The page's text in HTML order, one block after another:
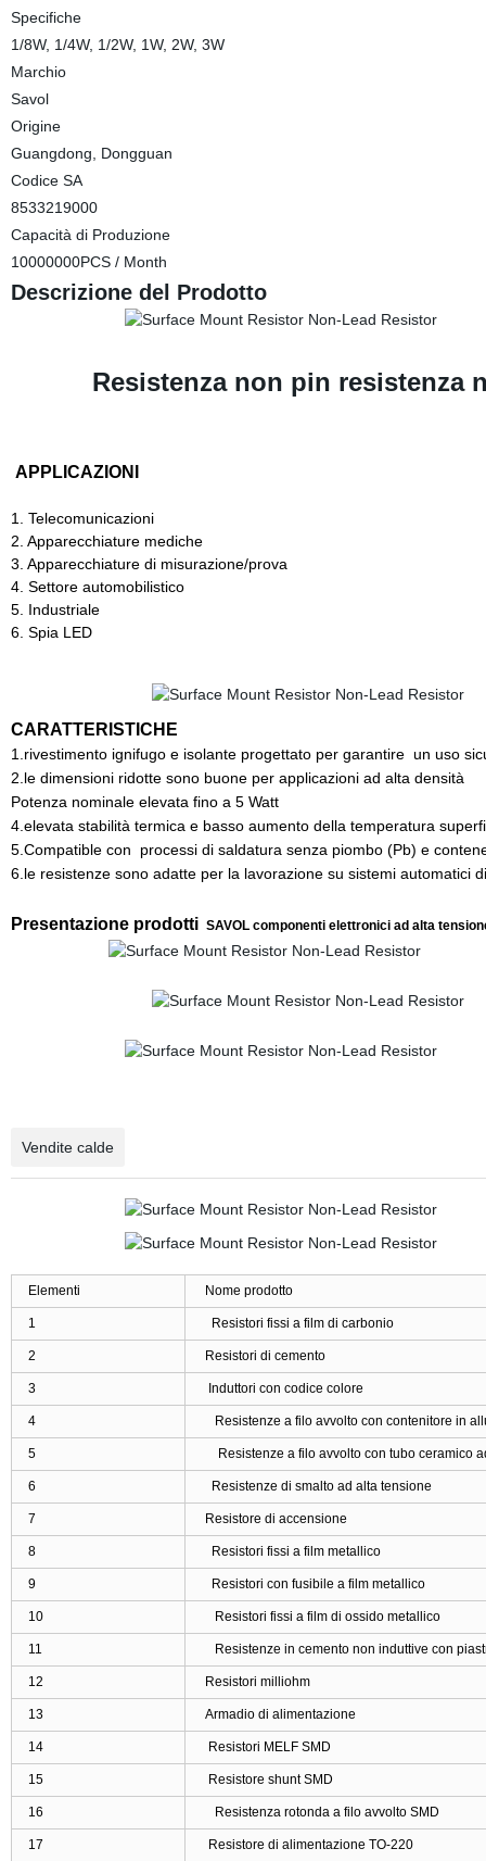
Specifiche
1/8W, 1/4W, 1/2W, 1W, 2W, 3W
Marchio
Savol
Origine
Guangdong, Dongguan
Codice SA
8533219000
Capacità di Produzione
10000000PCS / Month
Descrizione del Prodotto
Resistenza non pin
APPLICAZIONI
1. Telecomunicazioni
2. Apparecchiature mediche
3. Apparecchiature di misurazione/prova
4. Settore automobilistico
5. Industriale
6. Spia LED
CARATTERISTICHE
1.rivestimento ignifugo e isolante progettato per garantire un uso
2.le dimensioni ridotte sono buone per applicazioni ad alta densità
Potenza nominale elevata fino a 5 Watt
4.elevata stabilità termica e basso aumento della temperatura
5.Compatible con processi di saldatura senza piombo (Pb) e
6.le resistenze sono adatte per la lavorazione su sistemi automatici
Presentazione prodotti SAVOL componenti elettronici ad alta
Vendite calde
Elementi Nome prodotto
1 Resistori fissi a film di carbonio
2 Resistori di cemento
3 Induttori con codice colore
4 Resistenze a filo avvolto con contenitore in
5 Resistenze a filo avvolto con tubo ceramico
6 Resistenze di smalto ad alta tensione
7 Resistore di accensione
8 Resistori fissi a film metallico
9 Resistori con fusibile a film metallico
10 Resistori fissi a film di ossido metallico
11 Resistenze in cemento non induttive con
12 Resistori milliohm
13 Armadio di alimentazione
14 Resistori MELF SMD
15 Resistore shunt SMD
16 Resistenza rotonda a filo avvolto SMD
17 Resistore di alimentazione TO-220